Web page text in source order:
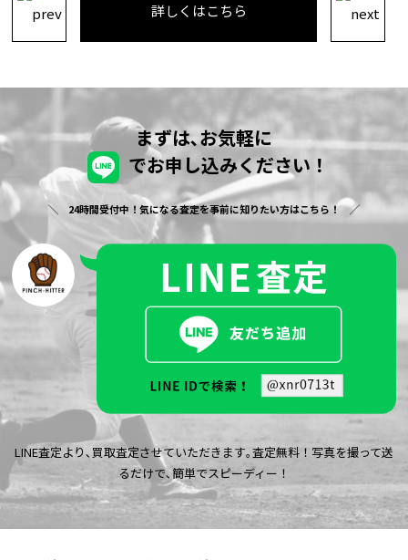
詳しくはこちら
まずは､お気軽に
でお申し込みください！
24時間受付中！気になる査定を事前に知りたい方はこちら！
LINE査定より､買取査定させていただきます｡査定無料！写真を撮って送
るだけで､簡単でスピーディー！